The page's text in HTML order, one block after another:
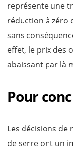
représente une
réduction à zéro
sans
effet, le prix des
abaissant par là
Pour
Les décisions de
de serre ont un